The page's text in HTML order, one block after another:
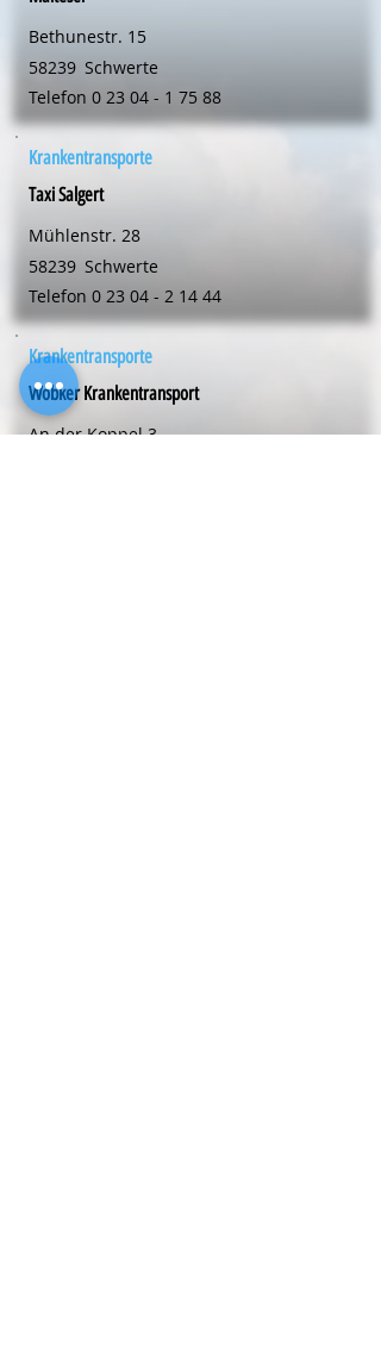
Bethunestr. 15
58239 Schwerte
Telefon 0 23 04 - 1 75 88
Krankentransporte
Taxi Salgert
Mühlenstr. 28
58239 Schwerte
Telefon 0 23 04 - 2 14 44
Krankentransporte
Wobker Krankentransport
An der Koppel 3